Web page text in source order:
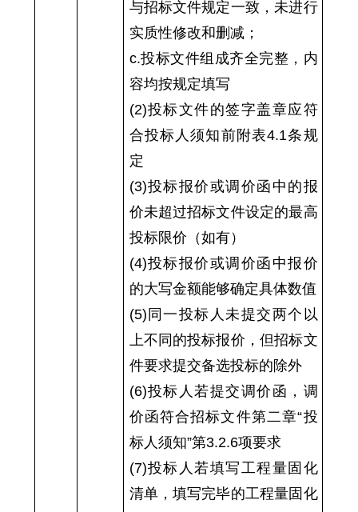
与招标文件规定一致，未进行
实质性修改和删减；
c.投标文件组成齐全完整，内
容均按规定填写
(2)投标文件的签字盖章应符
合投标人须知前附表4.1条规
定
(3)投标报价或调价函中的报
价未超过招标文件设定的最高
投标限价（如有）
(4)投标报价或调价函中报价
的大写金额能够确定具体数值
(5)同一投标人未提交两个以
上不同的投标报价，但招标文
件要求提交备选投标的除外
(6)投标人若提交调价函，调
价函符合招标文件第二章“投
标人须知”第3.2.6项要求
(7)投标人若填写工程量固化
清单，填写完毕的工程量固化